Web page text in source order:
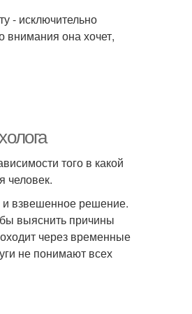
- исключительно
внимания она хочет,
того в какой
человек.
и взвешенное решение.
выяснить причины
через временные
не понимают всех